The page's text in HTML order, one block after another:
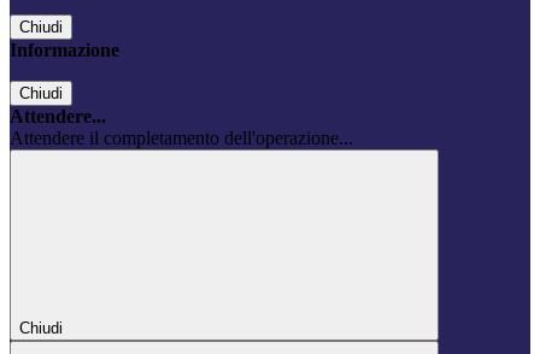
Chiudi
Informazione
Chiudi
Attendere...
Attendere il completamento dell'operazione...
Chiudi